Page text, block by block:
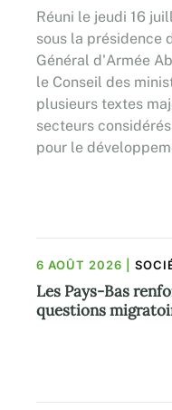
Réuni le jeudi 16
sous la présidence
Général d'Armée
le Conseil des
plusieurs textes
secteurs
pour le
6 AOÛT 2026
Les Pays-Bas
questions